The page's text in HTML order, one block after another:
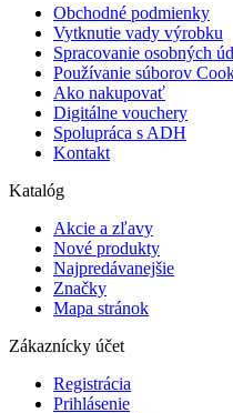
Obchodné podmienky
Vytknutie vady výrobku
Spracovanie osobných
Používanie súborov
Ako nakupovať
Digitálne vouchery
Spolupráca s ADH
Kontakt
Katalóg
Akcie a zľavy
Nové produkty
Najpredávanejšie
Značky
Mapa stránok
Zákaznícky účet
Registrácia
Prihlásenie